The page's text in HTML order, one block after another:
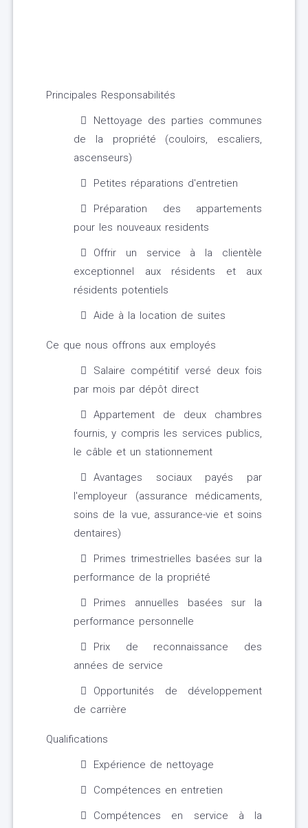
Principales Responsabilités
Nettoyage des parties communes
de la propriété (couloirs, escaliers,
ascenseurs)
Petites réparations d'entretien
Préparation des appartements
pour les nouveaux residents
Offrir un service à la clientèle
exceptionnel aux résidents et aux
résidents potentiels
Aide à la location de suites
Ce que nous offrons aux employés
Salaire compétitif versé deux fois
par mois par dépôt direct
Appartement de deux chambres
fournis, y compris les services publics,
le câble et un stationnement
Avantages sociaux payés par
l'employeur (assurance médicaments,
soins de la vue, assurance-vie et soins
dentaires)
Primes trimestrielles basées sur la
performance de la propriété
Primes annuelles basées sur la
performance personnelle
Prix ​​de reconnaissance des
années de service
Opportunités de développement
de carrière
Qualifications
Expérience de nettoyage
Compétences en entretien
Compétences en service à la